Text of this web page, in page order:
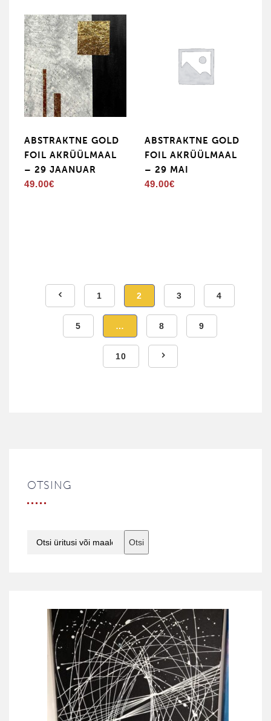
ABSTRAKTNE GOLD
FOIL AKRÜÜLMAAL
– 29 JAANUAR
49.00€
ABSTRAKTNE GOLD
FOIL AKRÜÜLMAAL
– 29 MAI
49.00€
1 2 3 4
5 … 8 9
10
OTSING
Otsi